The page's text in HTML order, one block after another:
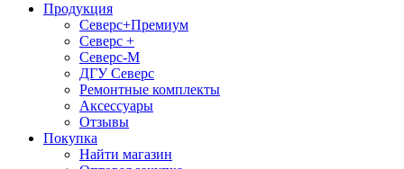
Продукция
Северс+Премиум
Северс +
Северс-М
ДГУ Северс
Ремонтные комплекты
Аксессуары
Отзывы
Покупка
Найти магазин